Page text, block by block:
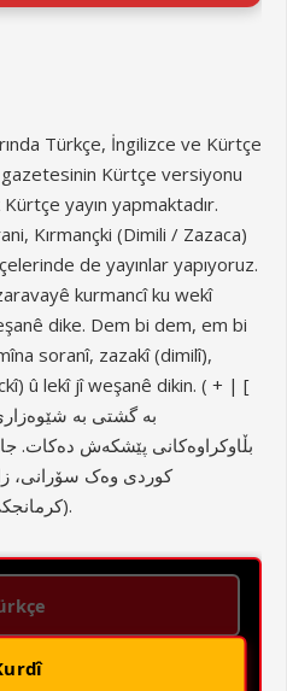
Türkçe, İngilizce ve Kürtçe
gazetesinin Kürtçe versiyonu
Kürtçe yayın yapmaktadır.
Kırmançki (Dimili / Zazaca)
de yayınlar yapıyoruz.
kurmancî ku wekî
dike. Dem bi dem, em bi
soranî, zazakî (dimilî),
û lekî jî weşanê dikin. ( + | [
بە گشتی بە
بڵاوکراوەکانی پێشکەش دەکات.
کوردی وەک سۆرانی،
(کرمانجکی) و لەکی بڵاوکراوەمان دەبێت.